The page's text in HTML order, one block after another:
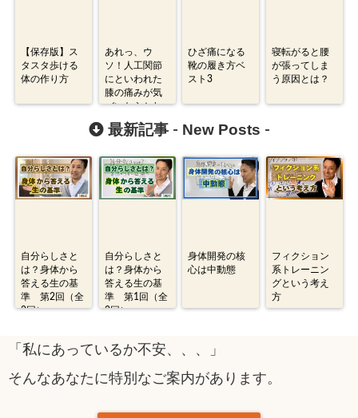
【保存版】ス
タスタ歩ける
体の作り方
あれっ、ウ
ソ！人工関節
にといわれた
膝の痛みが気
づいたらとれ
ていました。
ひざ痛になる
靴の履き方ベ
スト3
寝転がると腰
が張ってしま
う原因とは？
最新記事 - New Posts -
自分らしさと
は？身体から
答える生の基
準 第2回（全
2回）
自分らしさと
は？身体から
答える生の基
準 第1回（全
2回）
身体開発の核
心は中動態
フィクション
系トレーニン
グという考え
方
「私にあっているか不安、、、」
そんなあなたに特別なご案内があります。